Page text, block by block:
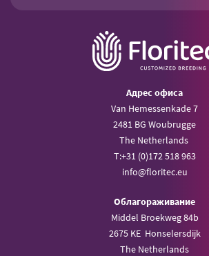
Aдрес офиса
Van Hemessenkade 7
2481 BG Woubrugge
The Netherlands
T:+31 (0)172 518 963
info@floritec.eu
Oблагораживание
Middel Broekweg 84b
2675 KE Honselersdijk
The Netherlands